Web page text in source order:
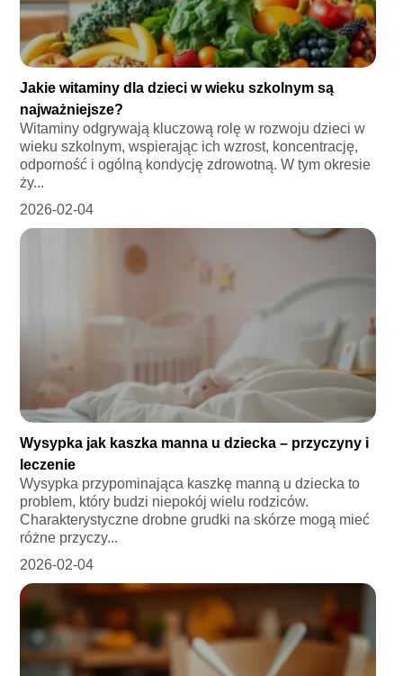
Jakie witaminy dla dzieci w wieku szkolnym są
najważniejsze?
Witaminy odgrywają kluczową rolę w rozwoju dzieci w
wieku szkolnym, wspierając ich wzrost, koncentrację,
odporność i ogólną kondycję zdrowotną. W tym okresie
ży...
2026-02-04
Wysypka jak kaszka manna u dziecka – przyczyny i
leczenie
Wysypka przypominająca kaszkę manną u dziecka to
problem, który budzi niepokój wielu rodziców.
Charakterystyczne drobne grudki na skórze mogą mieć
różne przyczy...
2026-02-04